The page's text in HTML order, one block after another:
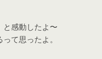
と感動したよ〜
て思ったよ。